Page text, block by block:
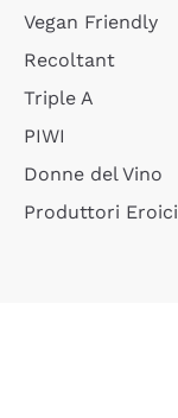
Vegan Friendly
Recoltant
Triple A
PIWI
Donne del Vino
Produttori Eroici